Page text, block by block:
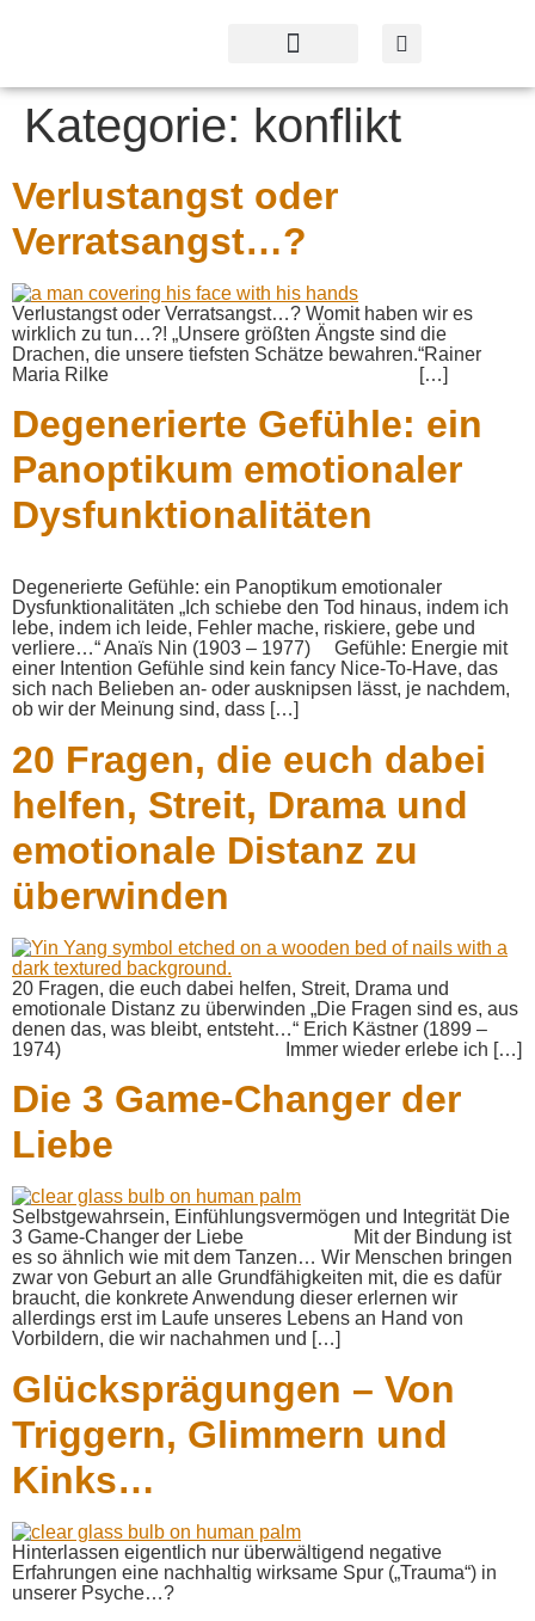
Kategorie: konflikt
Verlustangst oder
Verratsangst…?
Verlustangst oder Verratsangst…? Womit haben wir es
wirklich zu tun…?! „Unsere größten Ängste sind die
Drachen, die unsere tiefsten Schätze bewahren.“Rainer
Maria Rilke […]
Degenerierte Gefühle: ein
Panoptikum emotionaler
Dysfunktionalitäten
Degenerierte Gefühle: ein Panoptikum emotionaler
Dysfunktionalitäten „Ich schiebe den Tod hinaus, indem ich
lebe, indem ich leide, Fehler mache, riskiere, gebe und
verliere…“ Anaïs Nin (1903 – 1977) Gefühle: Energie mit
einer Intention Gefühle sind kein fancy Nice-To-Have, das
sich nach Belieben an- oder ausknipsen lässt, je nachdem,
ob wir der Meinung sind, dass […]
20 Fragen, die euch dabei
helfen, Streit, Drama und
emotionale Distanz zu
überwinden
20 Fragen, die euch dabei helfen, Streit, Drama und
emotionale Distanz zu überwinden „Die Fragen sind es, aus
denen das, was bleibt, entsteht…“ Erich Kästner (1899 –
1974) Immer wieder erlebe ich […]
Die 3 Game-Changer der
Liebe
Selbstgewahrsein, Einfühlungsvermögen und Integrität Die
3 Game-Changer der Liebe Mit der Bindung ist
es so ähnlich wie mit dem Tanzen… Wir Menschen bringen
zwar von Geburt an alle Grundfähigkeiten mit, die es dafür
braucht, die konkrete Anwendung dieser erlernen wir
allerdings erst im Laufe unseres Lebens an Hand von
Vorbildern, die wir nachahmen und […]
Glücksprägungen – Von
Triggern, Glimmern und
Kinks…
Hinterlassen eigentlich nur überwältigend negative
Erfahrungen eine nachhaltig wirksame Spur („Trauma“) in
unserer Psyche…?